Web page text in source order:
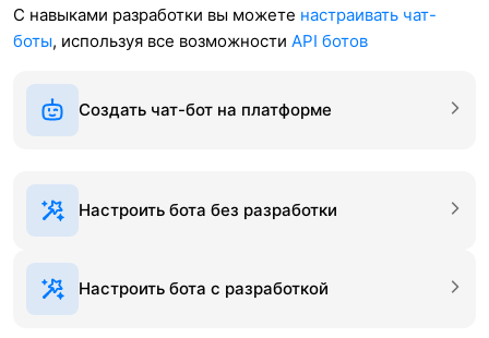
С навыками разработки вы можете настраивать чат-
боты, используя все возможности API ботов
Создать чат-бот на платформе
Настроить бота без разработки
Настроить бота с разработкой